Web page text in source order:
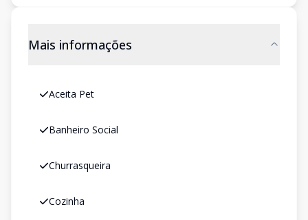
Mais informações
Aceita Pet
Banheiro Social
Churrasqueira
Cozinha